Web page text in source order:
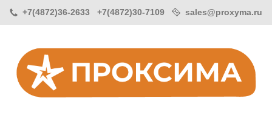
+7(4872)36-2633 +7(4872)30-7109 sales@proxyma.ru